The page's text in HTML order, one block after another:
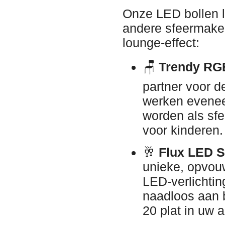
Onze LED bollen
andere
lounge-effect:
🪑 Trendy
partner voor
werken
worden als
voor kinderen.
🥂 Flux LED
unieke,
LED-
naadloos aan
20 plat in uw